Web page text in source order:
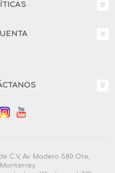
C.V, Av. Madero 580 Ote,